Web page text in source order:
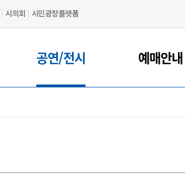
시의회 시민광장플랫폼
공연/전시 예매안내